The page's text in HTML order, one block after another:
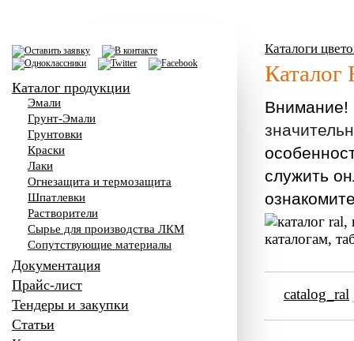
Каталог продукции
Эмали
Грунт-Эмали
Грунтовки
Краски
Лаки
Огнезащита и термозащита
Шпатлевки
Растворители
Сырье для производства ЛКМ
Сопутствующие материалы
Документация
Прайс-лист
Тендеры и закупки
Статьи
Каталоги
Каталог
Внимание!
служить
catalog_ral